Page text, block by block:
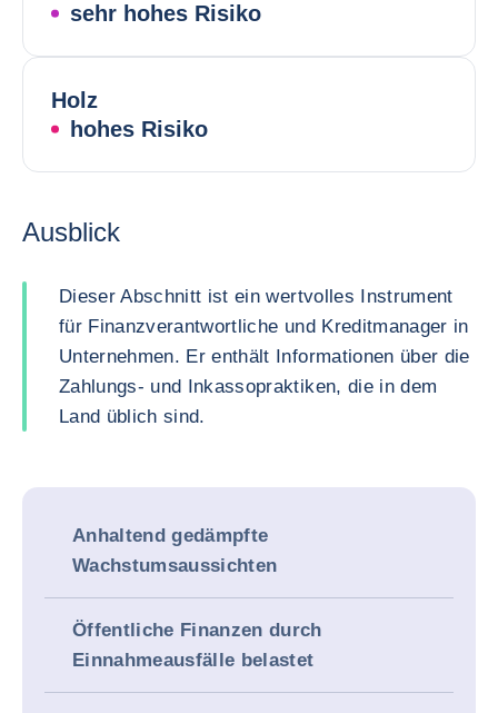
sehr hohes Risiko
Holz
hohes Risiko
Ausblick
Dieser Abschnitt ist ein wertvolles Instrument
für Finanzverantwortliche und Kreditmanager in
Unternehmen. Er enthält Informationen über die
Zahlungs- und Inkassopraktiken, die in dem
Land üblich sind.
Anhaltend gedämpfte
Wachstumsaussichten
Öffentliche Finanzen durch
Einnahmeausfälle belastet